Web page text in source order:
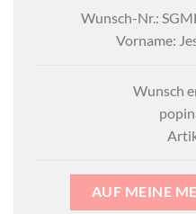
Wunsch-Nr.:
Vorname:
Wunsch
AUF MEINE